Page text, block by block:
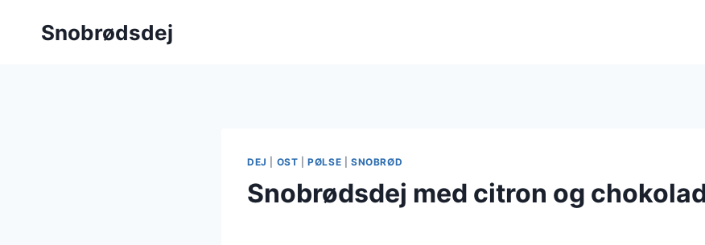
Snobrødsdej
DEJ OST |PØLSE SNOBRØD
Snobrødsdej med citron og